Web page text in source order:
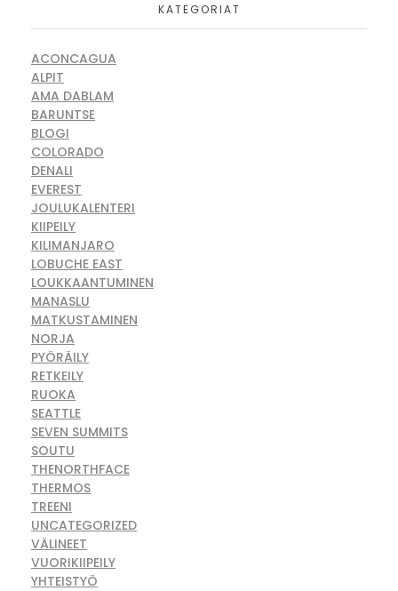
KATEGORIAT
ACONCAGUA
ALPIT
AMA DABLAM
BARUNTSE
BLOGI
COLORADO
DENALI
EVEREST
JOULUKALENTERI
KIIPEILY
KILIMANJARO
LOBUCHE EAST
LOUKKAANTUMINEN
MANASLU
MATKUSTAMINEN
NORJA
PYÖRÄILY
RETKEILY
RUOKA
SEATTLE
SEVEN SUMMITS
SOUTU
THENORTHFACE
THERMOS
TREENI
UNCATEGORIZED
VÄLINEET
VUORIKIIPEILY
YHTEISTYÖ